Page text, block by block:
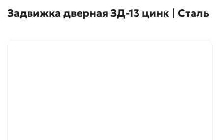
Задвижка дверная ЗД-13 цинк | Сталь